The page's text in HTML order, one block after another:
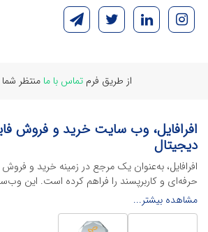
از طریق فرمتماس با ما منتظر
افرافایل، وب سایت خرید و فروش
دیجیتال
افرافایل، به‌عنوان یک مرجع در زمینه خرید و
حرفه‌ای و کاربرپسند را فراهم کرده است. این
طراحان، دانشجویان و فریلنسرها ایجاد می‌کند تا
دیجیتال خود را به فروش رسانده یا از محتواهایی
اهدافشان استفاده کنند.
مشاهده بیشتر...